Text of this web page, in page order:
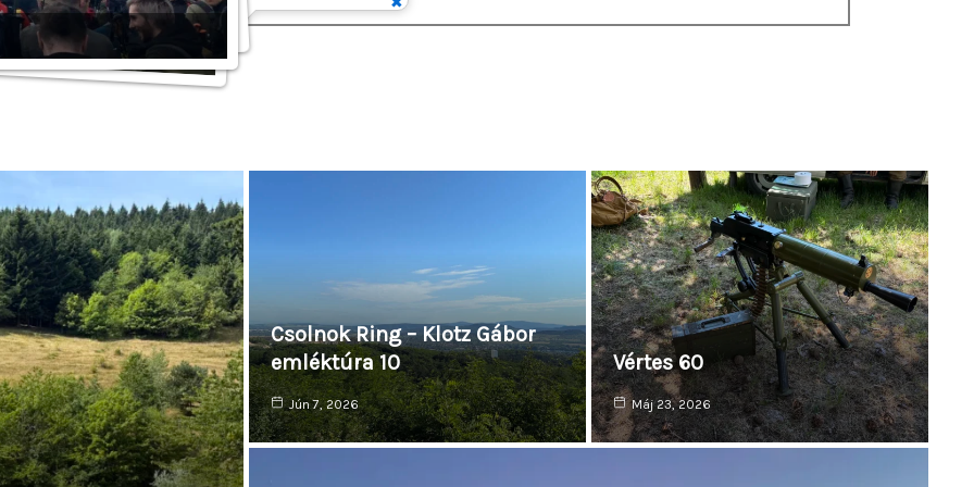
Csolnok Ring – Klotz Gábor
emléktúra 10
Jún 7, 2026
Vértes 60
Máj 23, 2026